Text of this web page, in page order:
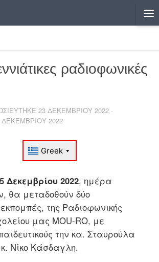
ραδιοφωνικές
23 ΔΕΚΕΜΒΡΊΟΥ 2022 ·
ΔΕΚΕΜΒΡΊΟΥ 2022
Δεκεμβρίου 2022, ημέρα
θα μεταδοθούν δύο
της Ραδιοφωνικής
μας MOU-RO, με
την κα. Σταυρούλα
κ. Νίκο Κάσδαγλη.